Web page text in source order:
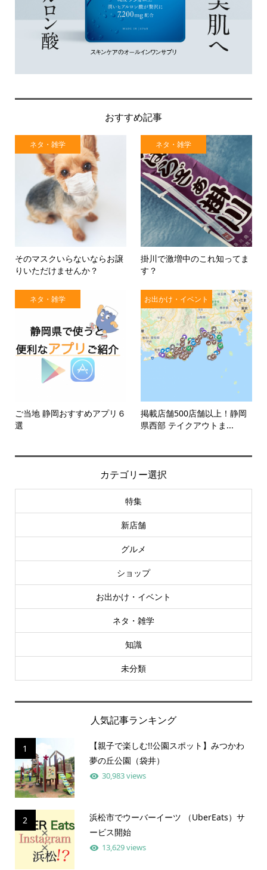
おすすめ記事
ネタ・雑学
そのマスクいらないならお譲
りいただけませんか？
ネタ・雑学
掛川で激増中のこれ知ってま
す？
ネタ・雑学
ご当地 静岡おすすめアプリ６
選
お出かけ・イベント
掲載店舗500店舗以上！静岡
県西部 テイクアウトま...
カテゴリー選択
特集
新店舗
グルメ
ショップ
お出かけ・イベント
ネタ・雑学
知識
未分類
人気記事ランキング
1
【親子で楽しむ!!公園スポット】みつかわ
夢の丘公園（袋井）
30,983 views
2
浜松市でウーバーイーツ （UberEats）サ
ービス開始
13,629 views